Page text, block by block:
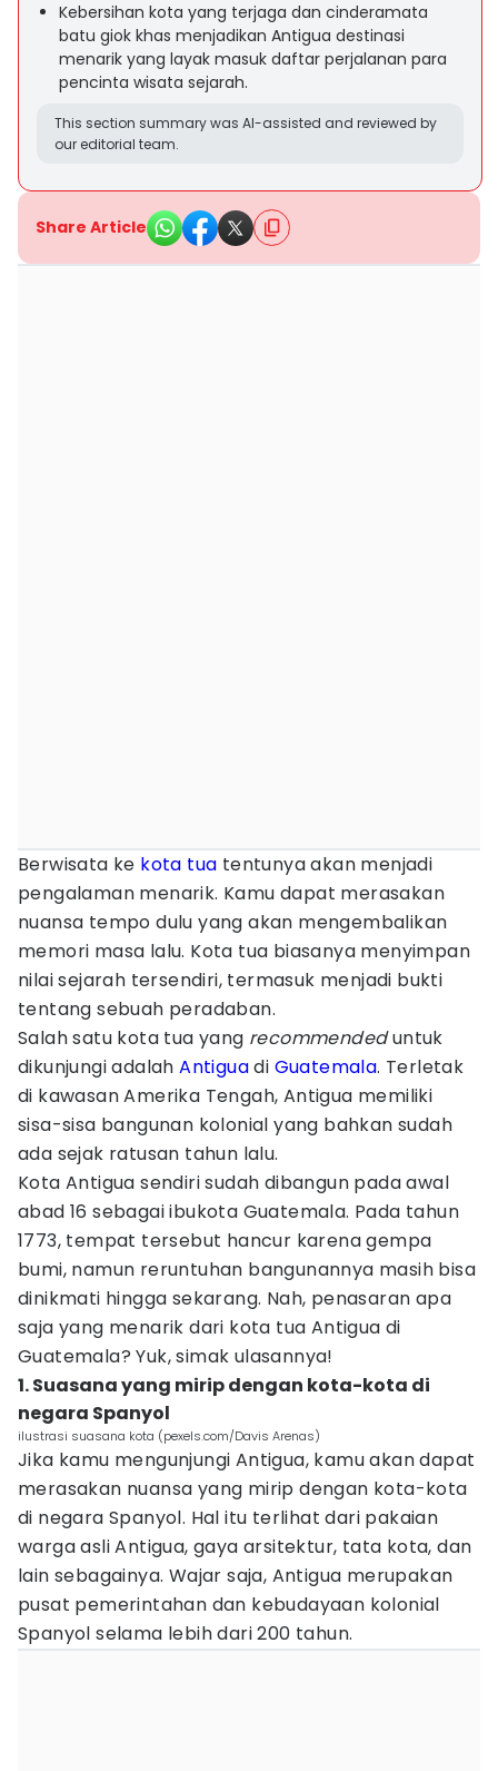
Kebersihan kota yang terjaga dan cinderamata
batu giok khas menjadikan Antigua destinasi
menarik yang layak masuk daftar perjalanan para
pencinta wisata sejarah.
This section summary was AI-assisted and reviewed by
our editorial team.
Share Article
Berwisata ke kota tua tentunya akan menjadi
pengalaman menarik. Kamu dapat merasakan
nuansa tempo dulu yang akan mengembalikan
memori masa lalu. Kota tua biasanya menyimpan
nilai sejarah tersendiri, termasuk menjadi bukti
tentang sebuah peradaban.
Salah satu kota tua yang recommendeduntuk
dikunjungi adalahAntiguadi Guatemala. Terletak
di kawasan Amerika Tengah, Antigua memiliki
sisa-sisa bangunan kolonial yang bahkan sudah
ada sejak ratusan tahun lalu.
Kota Antigua sendiri sudah dibangun pada awal
abad 16 sebagai ibukota Guatemala. Pada tahun
1773, tempat tersebut hancur karena gempa
bumi, namun reruntuhan bangunannya masih bisa
dinikmati hingga sekarang. Nah, penasaran apa
saja yang menarik dari kota tua Antigua di
Guatemala? Yuk, simak ulasannya!
1. Suasana yang mirip dengan kota-kota di
negara Spanyol
ilustrasi suasana kota (pexels.com/Davis Arenas)
Jika kamu mengunjungi Antigua, kamu akan dapat
merasakan nuansa yang mirip dengan kota-kota
di negara Spanyol. Hal itu terlihat dari pakaian
warga asli Antigua, gaya arsitektur, tata kota, dan
lain sebagainya. Wajar saja, Antigua merupakan
pusat pemerintahan dan kebudayaan kolonial
Spanyol selama lebih dari 200 tahun.